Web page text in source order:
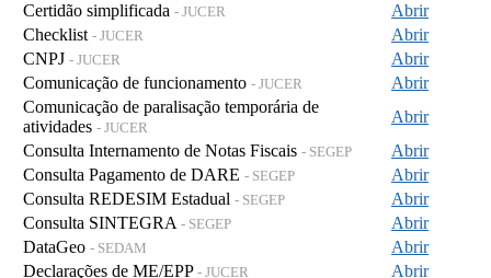
Certidão simplificada - JUCER
Abrir
Checklist - JUCER
Abrir
CNPJ - JUCER
Abrir
Comunicação de funcionamento - JUCER
Abrir
Comunicação de paralisação temporária de
atividades - JUCER
Abrir
Consulta Internamento de Notas Fiscais - SEGEP
Abrir
Consulta Pagamento de DARE - SEGEP
Abrir
Consulta REDESIM Estadual - SEGEP
Abrir
Consulta SINTEGRA - SEGEP
Abrir
DataGeo - SEDAM
Abrir
Declarações de ME/EPP - JUCER Abrir